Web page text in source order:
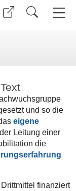
und so die
eigene
Leitung einer
die
finanziert